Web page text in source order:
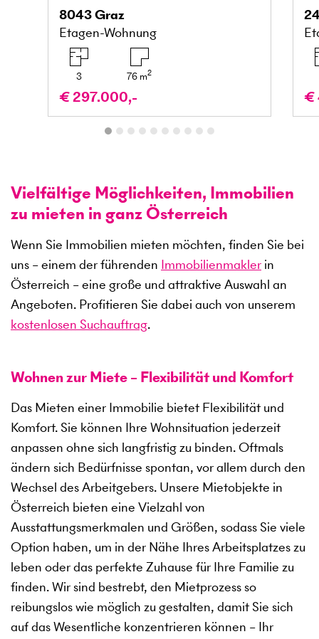
8043Graz
Etagen-Wohnung
3 76 m2
€ 297.000,- €
Vielfältige Möglichkeiten, Immobilien
zu mieten in ganz Österreich
Wenn Sie Immobilien mieten möchten, finden Sie bei
uns – einem der führenden Immobilienmakler in
Österreich – eine große und attraktive Auswahl an
Angeboten. Profitieren Sie dabei auch von unserem
kostenlosen Suchauftrag.
Wohnen zur Miete – Flexibilität und Komfort
Das Mieten einer Immobilie bietet Flexibilität und
Komfort. Sie können Ihre Wohnsituation jederzeit
anpassen ohne sich langfristig zu binden. Oftmals
ändern sich Bedürfnisse spontan, vor allem durch den
Wechsel des Arbeitgebers. Unsere Mietobjekte in
Österreich bieten eine Vielzahl von
Ausstattungsmerkmalen und Größen, sodass Sie viele
Option haben, um in der Nähe Ihres Arbeitsplatzes zu
leben oder das perfekte Zuhause für Ihre Familie zu
finden. Wir sind bestrebt, den Mietprozess so
reibungslos wie möglich zu gestalten, damit Sie sich
auf das Wesentliche konzentrieren können – Ihr